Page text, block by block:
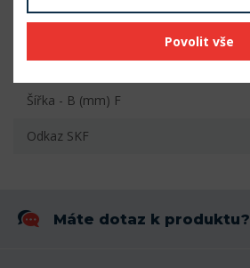
Vnější průměr (mm)
Šířka - B (mm) F
Odkaz SKF
Máte dotaz k produktu?
Povolit vše